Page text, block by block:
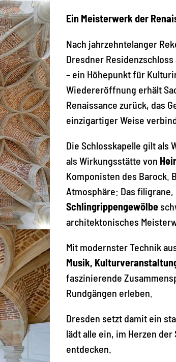
Ein Meisterwerk der
Nach jahrzehntelanger
Dresdner Residenzschloss
– ein Höhepunkt für
Wiedereröffnung erhält
Renaissance zurück, das
einzigartiger Weise
Die Schlosskapelle gilt als
als Wirkungsstätte von
Komponisten des Barock.
Atmosphäre: Das
Schlingrippengewölbe
architektonisches
Mit modernster Technik
Musik,
faszinierende
Rundgängen erleben.
Dresden setzt damit ein
lädt alle ein, im Herzen
entdecken.